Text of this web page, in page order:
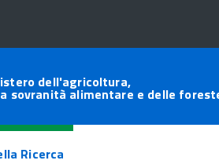
dell'agricoltura,
sovranità alimentare e delle
Ricerca